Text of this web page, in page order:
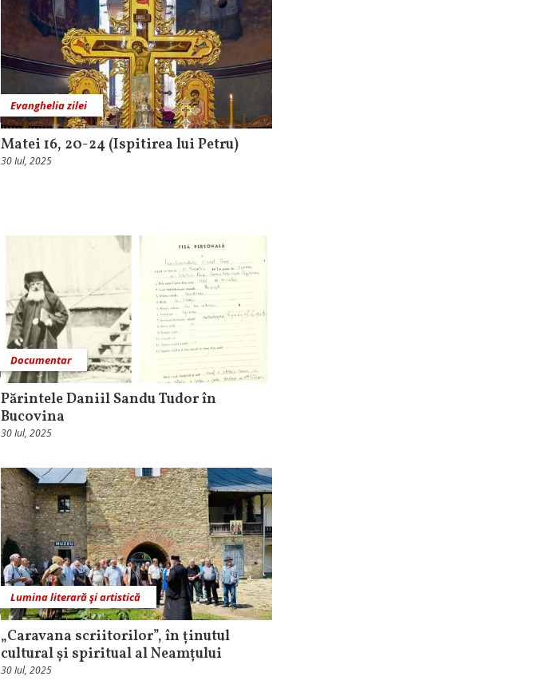
Evanghelia zilei
Matei 16, 20-24 (Ispitirea lui Petru)
30 Iul, 2025
Documentar
Părintele Daniil Sandu Tudor în
Bucovina
30 Iul, 2025
Lumina literară şi artistică
„Caravana scriitorilor”, în ținutul
cultural și spiritual al Neamțului
30 Iul, 2025